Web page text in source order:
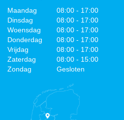
Maandag
08:00 - 17:00
Dinsdag
08:00 - 17:00
Woensdag
08:00 - 17:00
Donderdag
08:00 - 17:00
Vrijdag
08:00 - 17:00
Zaterdag
08:00 - 15:00
Zondag
Gesloten